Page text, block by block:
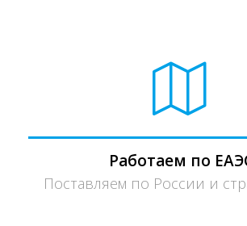
Работаем по
Поставляем по России и